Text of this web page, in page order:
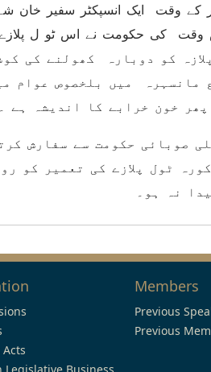
کے وقت ایک انسپکٹر سفیر خان
کو دوبارہ کھولنے کی
میں بلخصوص عوام
خون خرابے کا اندیشہ ہے ۔
صوبائی حکومت سے سفارش
ٹول پلازے کی تعمیر کو
نہ ہو۔
Members
Previous
Previous